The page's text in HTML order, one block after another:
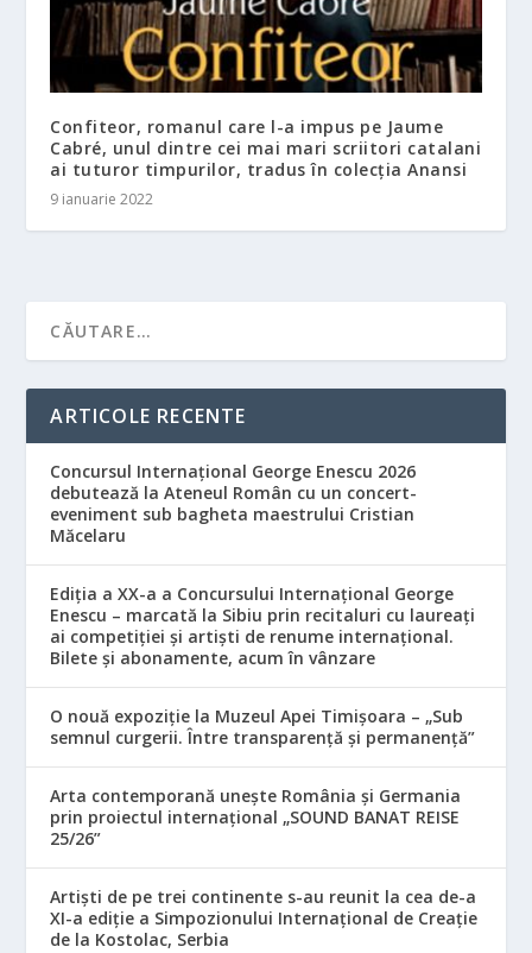
Confiteor, romanul care l-a impus pe Jaume
Cabré, unul dintre cei mai mari scriitori catalani
ai tuturor timpurilor, tradus în colecția Anansi
9 ianuarie 2022
ARTICOLE RECENTE
Concursul Internațional George Enescu 2026
debutează la Ateneul Român cu un concert-
eveniment sub bagheta maestrului Cristian
Măcelaru
Ediția a XX-a a Concursului Internațional George
Enescu – marcată la Sibiu prin recitaluri cu laureați
ai competiției și artiști de renume internațional.
Bilete și abonamente, acum în vânzare
O nouă expoziție la Muzeul Apei Timișoara – „Sub
semnul curgerii. Între transparență și permanență”
Arta contemporană unește România și Germania
prin proiectul internațional „SOUND BANAT REISE
25/26”
Artiști de pe trei continente s-au reunit la cea de-a
XI-a ediție a Simpozionului Internațional de Creație
de la Kostolac, Serbia